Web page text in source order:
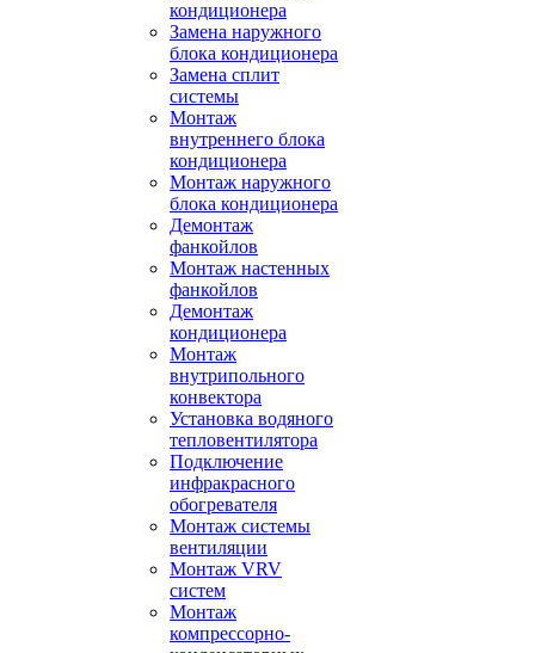
кондиционера
Замена наружного
блока кондиционера
Замена сплит
системы
Монтаж
внутреннего блока
кондиционера
Монтаж наружного
блока кондиционера
Демонтаж
фанкойлов
Монтаж настенных
фанкойлов
Демонтаж
кондиционера
Монтаж
внутрипольного
конвектора
Установка водяного
тепловентилятора
Подключение
инфракрасного
обогревателя
Монтаж системы
вентиляции
Монтаж VRV
систем
Монтаж
компрессорно-